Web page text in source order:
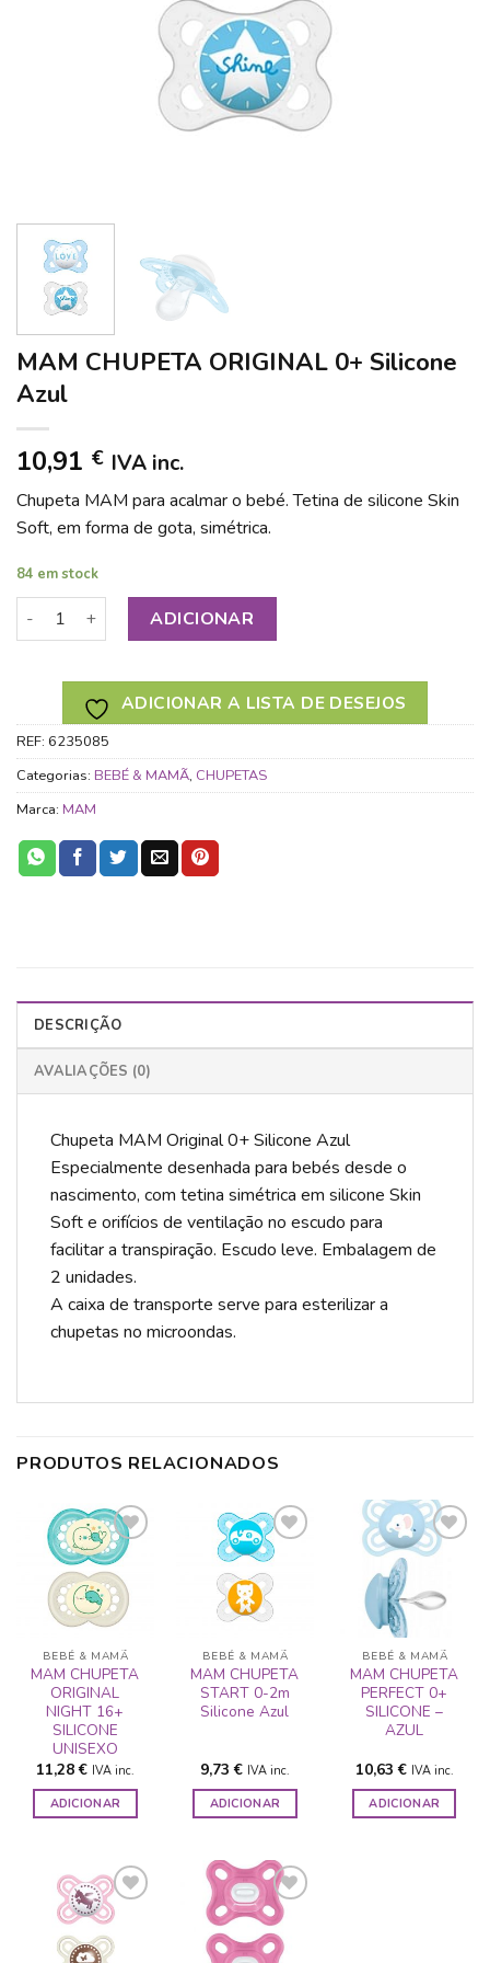
MAM CHUPETA ORIGINAL 0+ Silicone
Azul
10,91 € IVA inc.
Chupeta MAM para acalmar o bebé. Tetina de silicone Skin
Soft, em forma de gota, simétrica.
84 em stock
Quantidade de MAM CHUPETA ORIGINAL 0+ Silicone Azul
ADICIONAR
ADICIONAR A LISTA DE DESEJOS
REF: 6235085
Categorias: BEBÉ & MAMÃ, CHUPETAS
Marca: MAM
DESCRIÇÃO
AVALIAÇÕES (0)
Chupeta MAM Original 0+ Silicone Azul
Especialmente desenhada para bebés desde o
nascimento, com tetina simétrica em silicone Skin
Soft e orifícios de ventilação no escudo para
facilitar a transpiração. Escudo leve. Embalagem de
2 unidades.
A caixa de transporte serve para esterilizar a
chupetas no microondas.
PRODUTOS RELACIONADOS
ADICIONAR
A LISTA DE
BEBÉ & MAMÃ
MAM CHUPETA
ORIGINAL
NIGHT 16+
SILICONE
UNISEXO
11,28€ IVA inc.
ADICIONAR
ADICIONAR
A LISTA DE
BEBÉ & MAMÃ
MAM CHUPETA
START 0-2m
Silicone Azul
9,73€ IVA inc.
ADICIONAR
ADICIONAR
A LISTA DE
DESEJOS
BEBÉ & MAMÃ
MAM CHUPETA
PERFECT 0+
SILICONE –
AZUL
10,63€ IVA inc.
ADICIONAR
ADICIONAR ADICIONAR